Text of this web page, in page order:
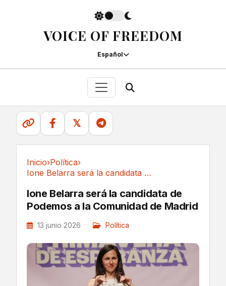
VOICE OF FREEDOM
Español
𝕏
Inicio›Política›
Ione Belarra será la candidata de Podemos a la...
Ione Belarra será la candidata de
Podemos a la Comunidad de Madrid
13 junio 2026 Política